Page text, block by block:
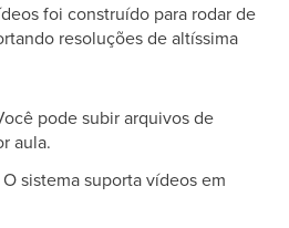
foi construído para rodar de
resoluções de altíssima
pode subir arquivos de
aula.
O sistema suporta vídeos em